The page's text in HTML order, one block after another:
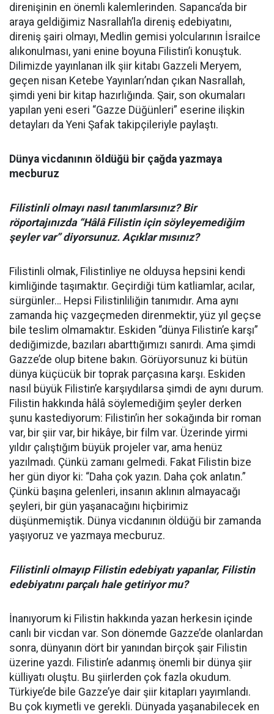
direnişinin en önemli kalemlerinden. Sapanca’da bir
araya geldiğimiz Nasrallah’la direniş edebiyatını,
direniş şairi olmayı, Medlin gemisi yolcularının İsrailce
alıkonulması, yani enine boyuna Filistin’i konuştuk.
Dilimizde yayınlanan ilk şiir kitabı Gazzeli Meryem,
geçen nisan Ketebe Yayınları’ndan çıkan Nasrallah,
şimdi yeni bir kitap hazırlığında. Şair, son okumaları
yapılan yeni eseri “Gazze Düğünleri” eserine ilişkin
detayları da Yeni Şafak takipçileriyle paylaştı.
Dünya vicdanının öldüğü bir çağda yazmaya
mecburuz
Filistinli olmayı nasıl tanımlarsınız? Bir
röportajınızda “Hâlâ Filistin için söyleyemediğim
şeyler var” diyorsunuz. Açıklar mısınız?
Filistinli olmak, Filistinliye ne olduysa hepsini kendi
kimliğinde taşımaktır. Geçirdiği tüm katliamlar, acılar,
sürgünler… Hepsi Filistinliliğin tanımıdır. Ama aynı
zamanda hiç vazgeçmeden direnmektir, yüz yıl geçse
bile teslim olmamaktır. Eskiden “dünya Filistin’e karşı”
dediğimizde, bazıları abarttığımızı sanırdı. Ama şimdi
Gazze’de olup bitene bakın. Görüyorsunuz ki bütün
dünya küçücük bir toprak parçasına karşı. Eskiden
nasıl büyük Filistin’e karşıydılarsa şimdi de aynı durum.
Filistin hakkında hâlâ söylemediğim şeyler derken
şunu kastediyorum: Filistin’in her sokağında bir roman
var, bir şiir var, bir hikâye, bir film var. Üzerinde yirmi
yıldır çalıştığım büyük projeler var, ama henüz
yazılmadı. Çünkü zamanı gelmedi. Fakat Filistin bize
her gün diyor ki: “Daha çok yazın. Daha çok anlatın.”
Çünkü başına gelenleri, insanın aklının almayacağı
şeyleri, bir gün yaşanacağını hiçbirimiz
düşünmemiştik. Dünya vicdanının öldüğü bir zamanda
yaşıyoruz ve yazmaya mecburuz.
Filistinli olmayıp Filistin edebiyatı yapanlar, Filistin
edebiyatını parçalı hale getiriyor mu?
İnanıyorum ki Filistin hakkında yazan herkesin içinde
canlı bir vicdan var. Son dönemde Gazze’de olanlardan
sonra, dünyanın dört bir yanından birçok şair Filistin
üzerine yazdı. Filistin’e adanmış önemli bir dünya şiir
külliyatı oluştu. Bu şiirlerden çok fazla okudum.
Türkiye’de bile Gazze’ye dair şiir kitapları yayımlandı.
Bu çok kıymetli ve gerekli. Dünyada yaşanabilecek en